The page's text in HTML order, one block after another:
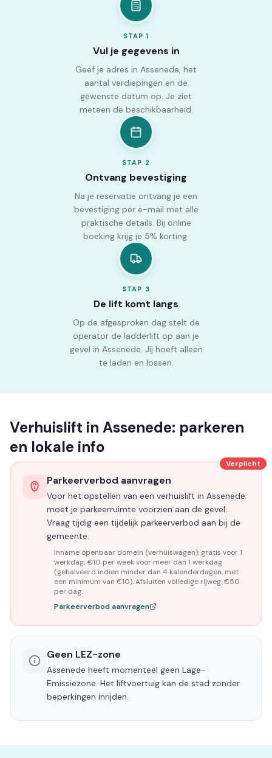
STAP1
Vul je gegevens in
Geef je adres in Assenede, het
aantal verdiepingen en de
gewenste datum op. Je ziet
meteen de beschikbaarheid.
STAP 2
Ontvang bevestiging
Na je reservatie ontvang je een
bevestiging per e-mail met alle
praktische details. Bij online
boeking krijg je 5% korting.
STAP 3
De lift komt langs
Op de afgesproken dag stelt de
operator de ladderlift op aan je
gevel in Assenede. Jij hoeft alleen
te laden en lossen.
Verhuislift in Assenede: parkeren
en lokale info
Verplicht
Parkeerverbod aanvragen
Voor het opstellen van een verhuislift in Assenede
moet je parkeerruimte voorzien aan de gevel.
Vraag tijdig een tijdelijk parkeerverbod aan bij de
gemeente.
Inname openbaar domein (verhuiswagen): gratis voor 1
werkdag; €10 per week voor meer dan 1 werkdag
(gehalveerd indien minder dan 4 kalenderdagen, met
een minimum van €10). Afsluiten volledige rijweg: €50
per dag.
Parkeerverbod aanvragen
Geen LEZ-zone
Assenede heeft momenteel geen Lage-
Emissiezone. Het liftvoertuig kan de stad zonder
beperkingen inrijden.